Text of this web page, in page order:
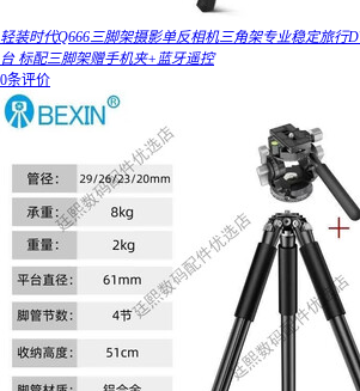
轻装时代Q666三脚架摄影单反相机三角架专业稳定旅行
台 标配三脚架赠手机夹+蓝牙遥控
0条评价